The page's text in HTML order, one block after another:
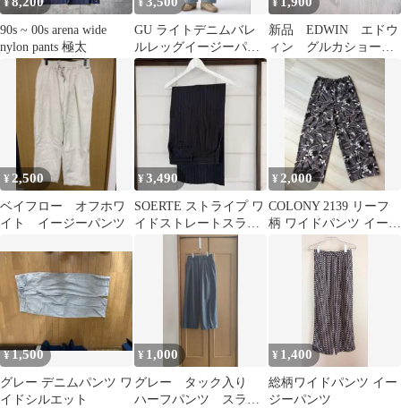
¥
90s ~ 00s arena wide
nylon pants 極太
¥
GU ライトデニムバレ
ルレッグイージーパン
ツ3枚セット
¥
新品 EDWIN エドウ
ィン グルカショー
ツ ワイドカーゴパン
¥ 2,500
ベイフロー オフホワ
イト イージーパンツ
¥3,490
SOERTE ストライプ ワ
イドストレートスラッ
クスパンツ サイズ3
¥ 2,000
COLONY 2139 リーフ
柄 ワイドパンツ イージ
ーパンツ M
¥1,500
グレー デニムパンツ ワ
イドシルエット
¥ 1,000
グレー タック入り
ハーフパンツ スラッ
¥ 1,400
総柄ワイドパンツ イー
ジーパンツ